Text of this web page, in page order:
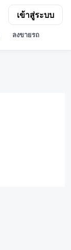
ลงขายรถ
เข้าสู่ระบบ